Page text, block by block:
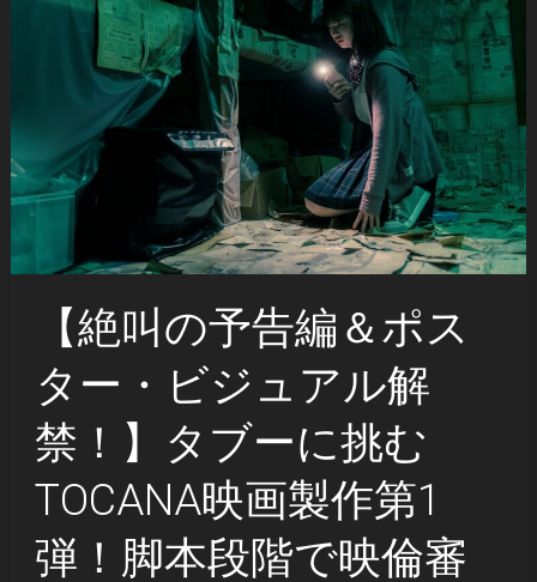
【絶叫の予告編＆ポス
ター・ビジュアル解
禁！】タブーに挑む
TOCANA映画製作第1
弾！脚本段階で映倫審